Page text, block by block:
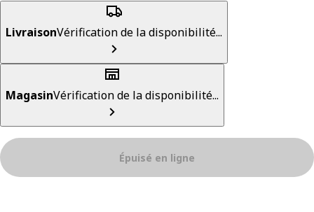
LivraisonVérification de la disponibilité...
MagasinVérification de la disponibilité...
Épuisé en ligne